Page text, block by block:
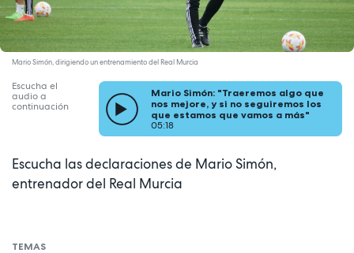
Mario Simón, dirigiendo un entrenamiento del Real Murcia
Escucha el
audio a
continuación
Mario Simón: "Traeremos algo que
nos mejore, y si no seguiremos los
que estamos que vamos a más"
05:18
Escucha las declaraciones de Mario Simón,
entrenador del Real Murcia
TEMAS